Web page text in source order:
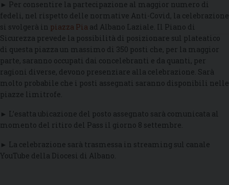
► Per consentire la partecipazione al maggior numero di
fedeli, nel rispetto delle normative Anti-Covid, la celebrazione
si svolgerà in piazza Pia ad Albano Laziale. Il Piano di
Sicurezza prevede la possibilità di posizionare sul plateatico
di questa piazza un massimo di 350 posti che, per la maggior
parte, saranno occupati dai concelebranti e da quanti, per
ragioni diverse, devono presenziare alla celebrazione. Sarà
molto probabile che i posti assegnati saranno disponibili nelle
piazze limitrofe.
► L’esatta ubicazione del posto assegnato sarà comunicata al
momento del ritiro del Pass il giorno 8 settembre.
► La celebrazione sarà trasmessa in streaming sul canale
YouTube della Diocesi di Albano.